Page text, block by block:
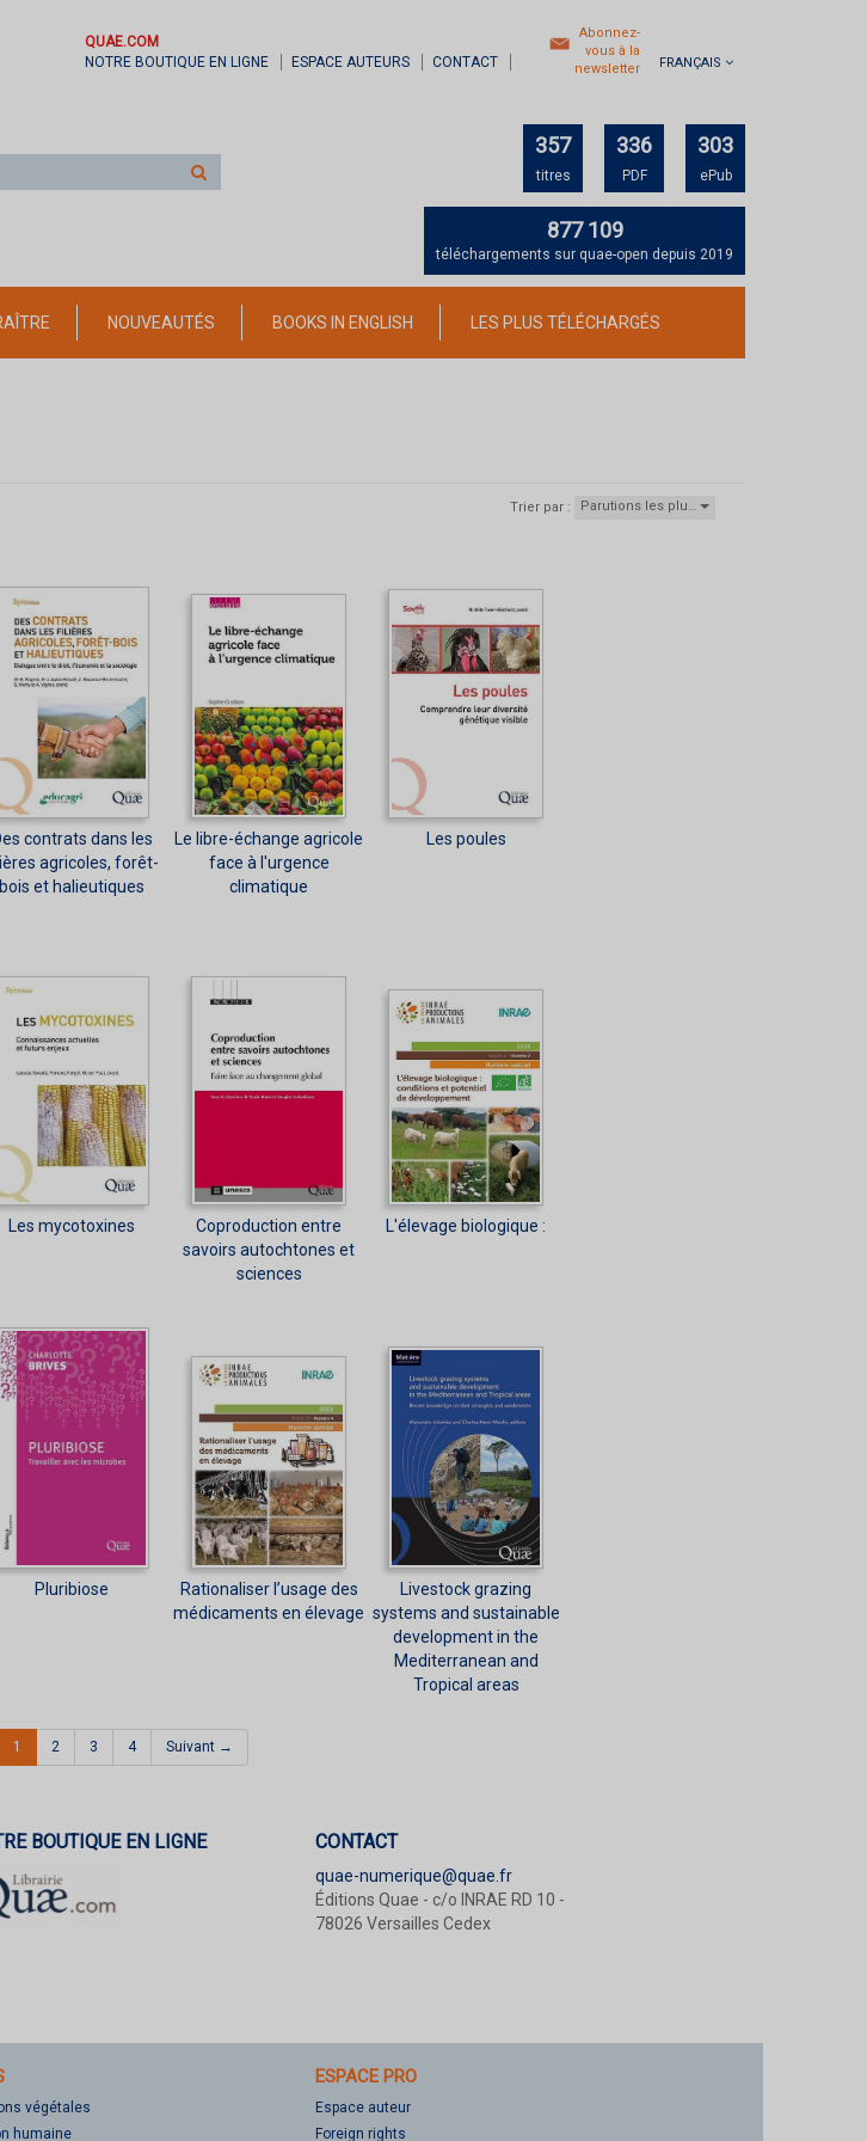
QUAE.COM
NOTRE BOUTIQUE EN LIGNE
ESPACE AUTEURS CONTACT
Abonnez-
vous à la
newsletter
FRANÇAIS
sur
357
titres
336
PDF
303
ePub
877 109
téléchargements sur quae-open depuis 2019
NOUVEAUTÉS BOOKS IN ENGLISH LES PLUS TÉLÉCHARGÉS
Trier par : Parutions les plu…
contrats dans les
agricoles, forêt-
bois et halieutiques
Le libre-échange agricole
face à l'urgence
climatique
Les poules
Les mycotoxines
Coproduction entre
savoirs autochtones et
sciences
L'élevage biologique :
Pluribiose
Rationaliser l’usage des
médicaments en élevage
Livestock grazing
systems and sustainable
development in the
Mediterranean and
Tropical areas
1 (current)
2 3 4 Suivant →
BOUTIQUE EN LIGNE CONTACT
quae-numerique@quae.fr
Éditions Quae - c/o INRAE RD 10 -
78026 Versailles Cedex
végétales
humaine
ESPACE PRO
Espace auteur
Foreign rights